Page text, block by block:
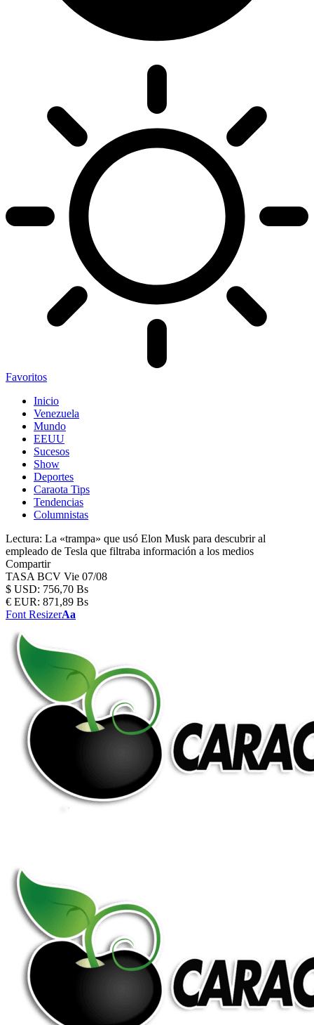
Favoritos
Inicio
Venezuela
Mundo
EEUU
Sucesos
Show
Deportes
Caraota Tips
Tendencias
Columnistas
Lectura: La «trampa» que usó Elon Musk para descubrir al
empleado de Tesla que filtraba información a los medios
Compartir
TASA BCV Vie 07/08
$ USD: 756,70 Bs
€ EUR: 871,89 Bs
Font ResizerAa